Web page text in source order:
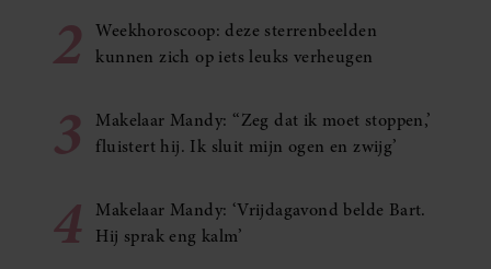
2
Weekhoroscoop: deze sterrenbeelden
kunnen zich op iets leuks verheugen
3
Makelaar Mandy: ‘‘Zeg dat ik moet stoppen,’
fluistert hij. Ik sluit mijn ogen en zwijg’
4
Makelaar Mandy: ‘Vrijdagavond belde Bart.
Hij sprak eng kalm’